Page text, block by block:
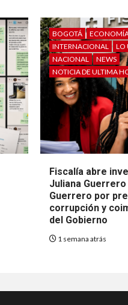
BOGOTÁ
INTERNACIONAL
LO
NACIONAL
NEWS
NOTICIA DE ULTIMA
Fiscalía abre
Juliana
Guerrero por
corrupción y
del Gobierno
1 semana atrás